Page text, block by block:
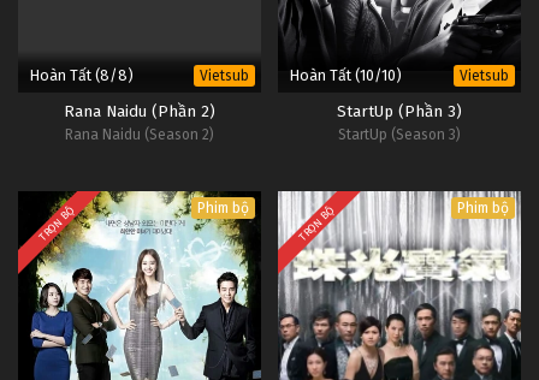
Hoàn Tất (8/8) Vietsub
Rana Naidu (Phần 2)
Rana Naidu (Season 2)
Hoàn Tất (10/10) Vietsub
StartUp (Phần 3)
StartUp (Season 3)
TRỌN BỘ Phim bộ TRỌN BỘ Phim bộ